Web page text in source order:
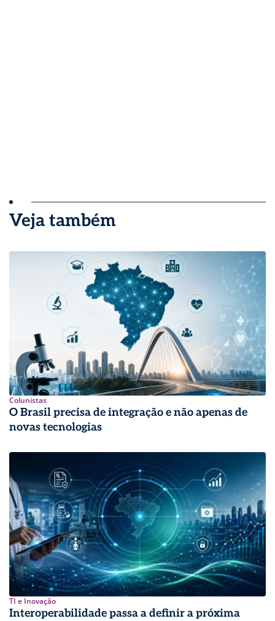
Veja também
Colunistas
O Brasil precisa de integração e não apenas de
novas tecnologias
TI e Inovação
Interoperabilidade passa a definir a próxima